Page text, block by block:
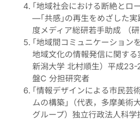
｢地域社会における断絶とロ
—｢共感｣の再生をめざした実
度メディア総研若手助成 （研
｢地域間コミュニケーション
地域文化の情報発信に関する
新潟大学 北村順生）平成
盤C 分担研究者
｢情報デザインによる市民芸
ムの構築｣（代表，多摩美術
グループ）独立行政法人科